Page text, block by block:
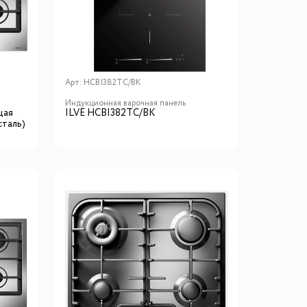
размера
подсветки
Арт: HCBI382TC/BK
Индукционная варочная панель
ILVE HCBI382TC/BK